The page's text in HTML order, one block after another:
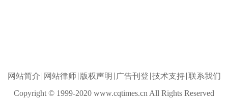
网站简介 网站律师 版权声明 广告刊登 技术支持 联系我们
Copyright © 1999-2020 www.cqtimes.cn All Rights Reserved